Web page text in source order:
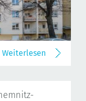
Weiterlesen